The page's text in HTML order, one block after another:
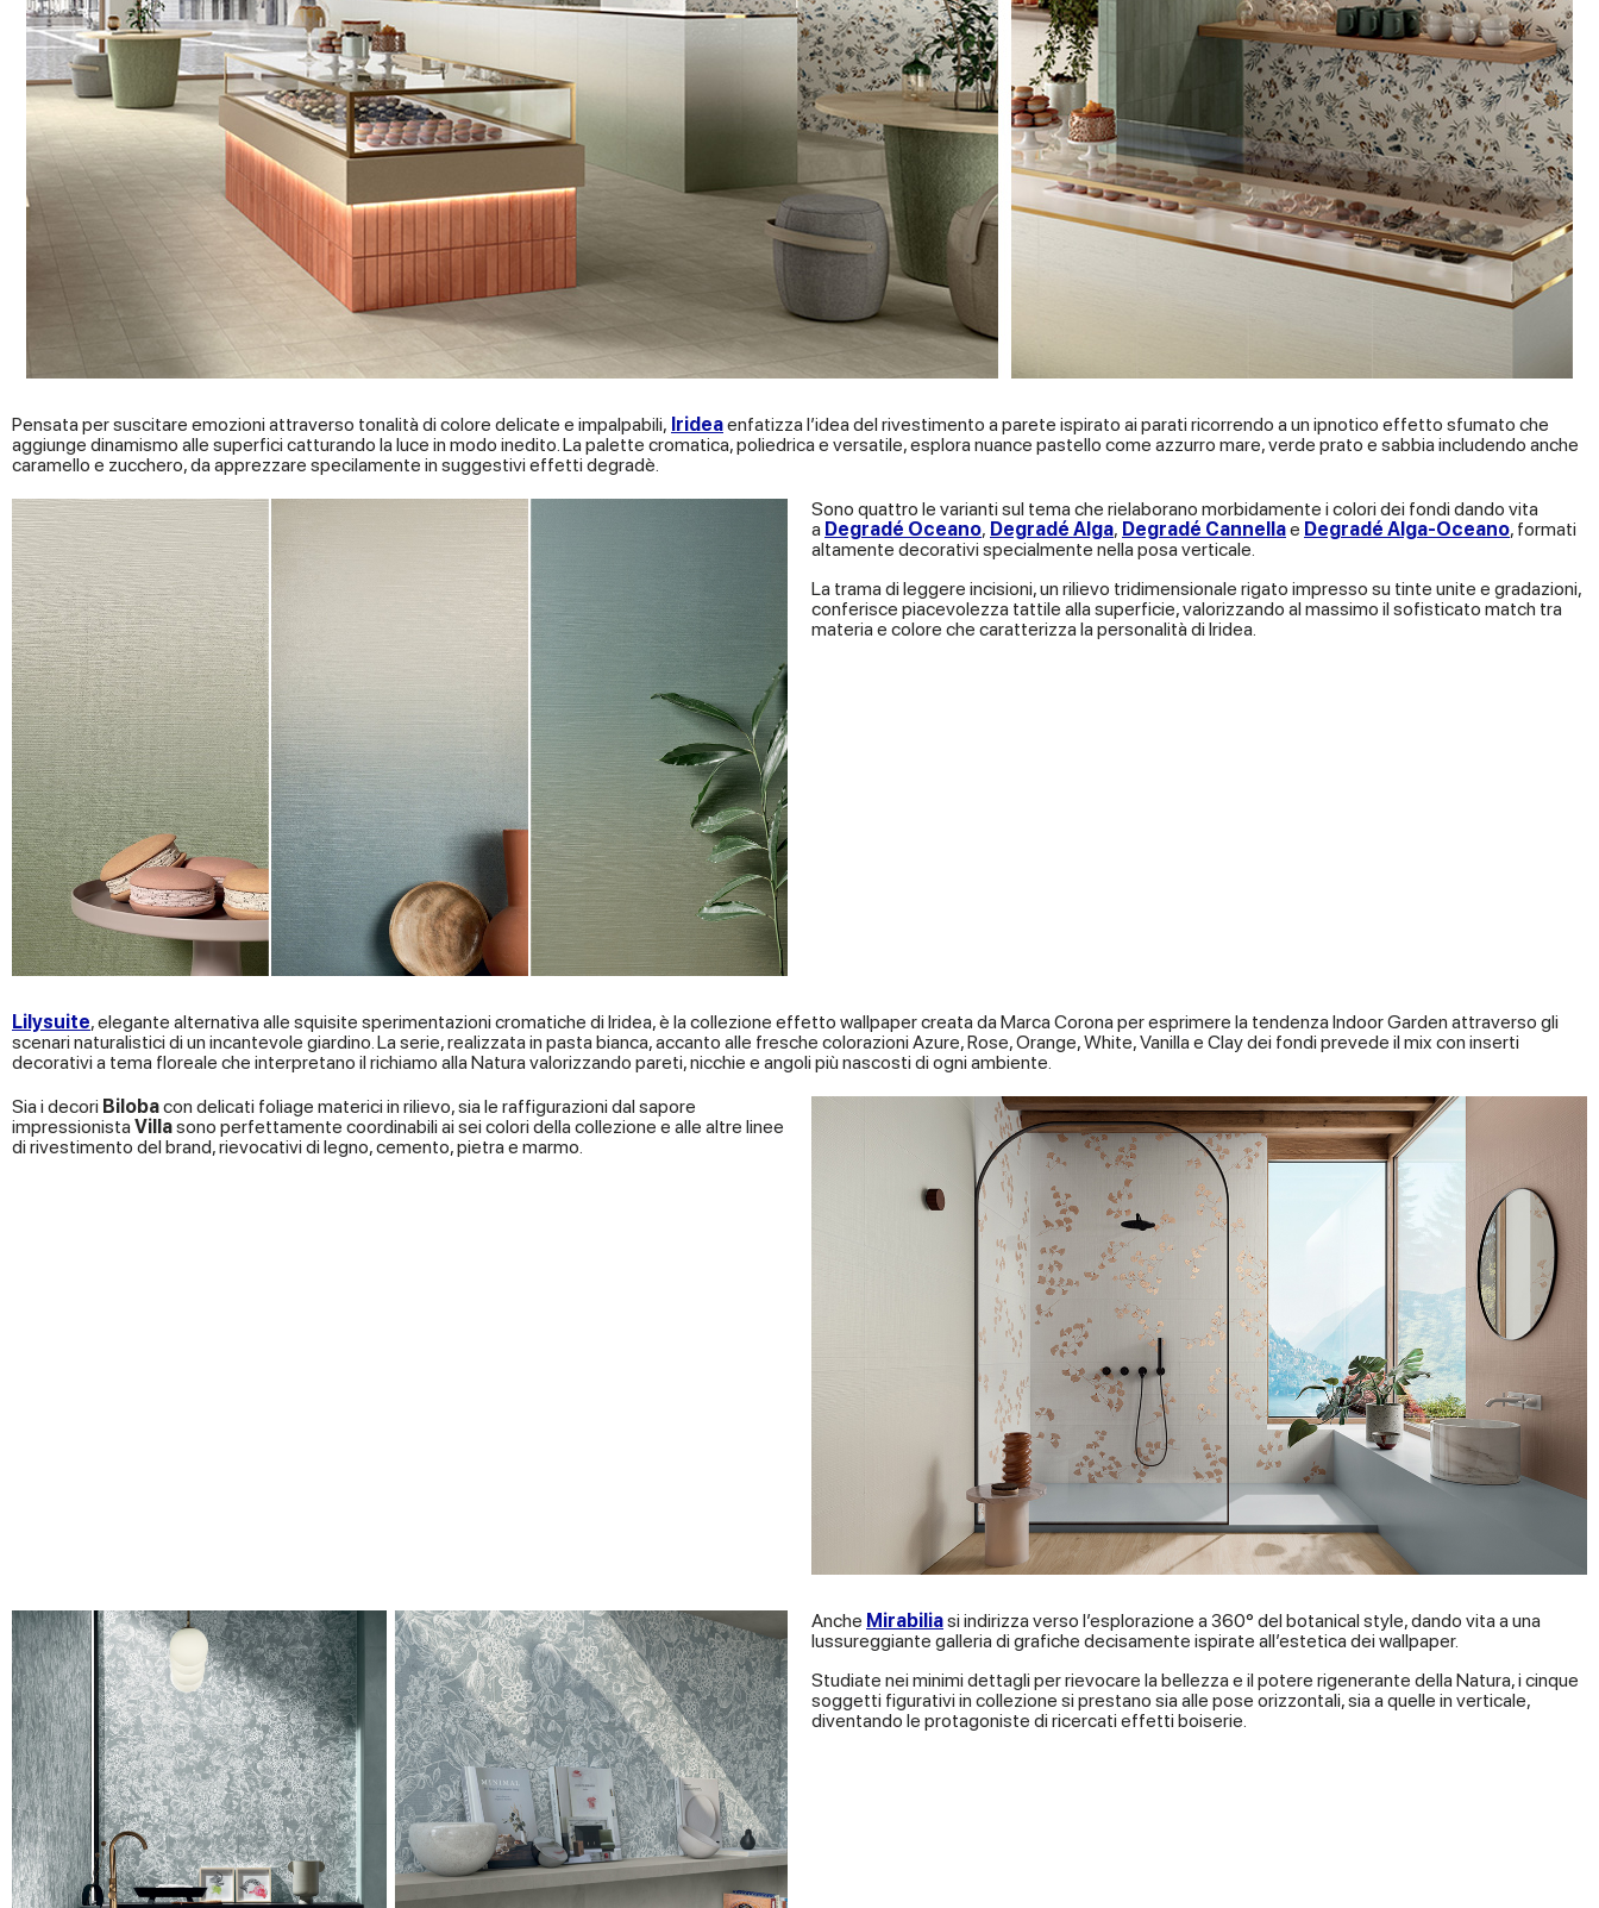
Pensata per suscitare emozioni attraverso tonalità di colore delicate e impalpabili, Irideaenfatizza l’idea del rivestimento a parete ispirato ai parati ricorrendo a un ipnotico effetto sfumato che
aggiunge dinamismo alle superfici catturando la luce in modo inedito. La palette cromatica, poliedrica e versatile, esplora nuance pastello come azzurro mare, verde prato e sabbia includendo anche
caramello e zucchero, da apprezzare specilamente in suggestivi effetti degradè.
Sono quattro le varianti sul tema che rielaborano morbidamente i colori dei fondi dando vita
a Degradé Oceano, Degradé Alga, Degradé Cannellae Degradé Alga-Oceano, formati
altamente decorativi specialmente nella posa verticale.
La trama di leggere incisioni, un rilievo tridimensionale rigato impresso su tinte unite e gradazioni,
conferisce piacevolezza tattile alla superficie, valorizzando al massimo il sofisticato match tra
materia e colore che caratterizza la personalità di Iridea.
Lilysuite, elegante alternativa alle squisite sperimentazioni cromatiche di Iridea, è la collezione effetto wallpaper creata da Marca Corona per esprimere la tendenza Indoor Garden attraverso gli
scenari naturalistici di un incantevole giardino. La serie, realizzata in pasta bianca, accanto alle fresche colorazioni Azure, Rose, Orange, White, Vanilla e Clay dei fondi prevede il mix con inserti
decorativi a tema floreale che interpretano il richiamo alla Natura valorizzando pareti, nicchie e angoli più nascosti di ogni ambiente.
Sia i decori Bilobacon delicati foliage materici in rilievo, sia le raffigurazioni dal sapore
impressionista Villasono perfettamente coordinabili ai sei colori della collezione e alle altre linee
di rivestimento del brand, rievocativi di legno, cemento, pietra e marmo.
Anche Mirabiliasi indirizza verso l’esplorazione a 360° del botanical style, dando vita a una
lussureggiante galleria di grafiche decisamente ispirate all’estetica dei wallpaper.
Studiate nei minimi dettagli per rievocare la bellezza e il potere rigenerante della Natura, i cinque
soggetti figurativi in collezione si prestano sia alle pose orizzontali, sia a quelle in verticale,
diventando le protagoniste di ricercati effetti boiserie.